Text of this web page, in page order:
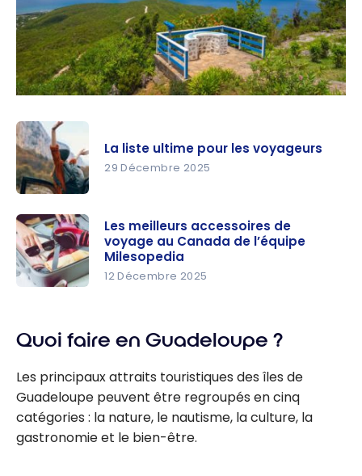
ultime pour
les
voyageurs
La liste ultime pour les voyageurs
29 Décembre 2025
accessoire
voyage au
Canada de
l’équipe
Milesopedi
Les meilleurs accessoires de
voyage au Canada de l’équipe
Milesopedia
12 Décembre 2025
Quoi faire en Guadeloupe ?
Les principaux attraits touristiques des îles de
Guadeloupe peuvent être regroupés en cinq
catégories : la nature, le nautisme, la culture, la
gastronomie et le bien-être.